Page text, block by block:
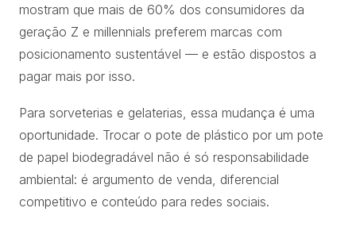
mostram que mais de 60% dos consumidores da
geração Z e millennials preferem marcas com
posicionamento sustentável — e estão dispostos a
pagar mais por isso.
Para sorveterias e gelaterias, essa mudança é uma
oportunidade. Trocar o pote de plástico por um pote
de papel biodegradável não é só responsabilidade
ambiental: é argumento de venda, diferencial
competitivo e conteúdo para redes sociais.